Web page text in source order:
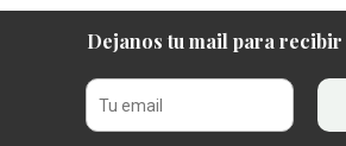
Dejanos tu mail para recibir